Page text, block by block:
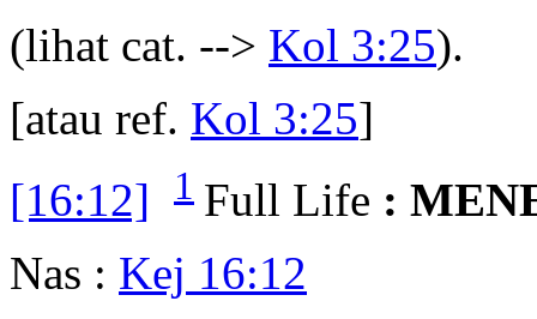
(lihat cat. --> Kol 3:25).
[atau ref. Kol 3:25]
[16:12]
1 Full Life :
Nas : Kej 16:12